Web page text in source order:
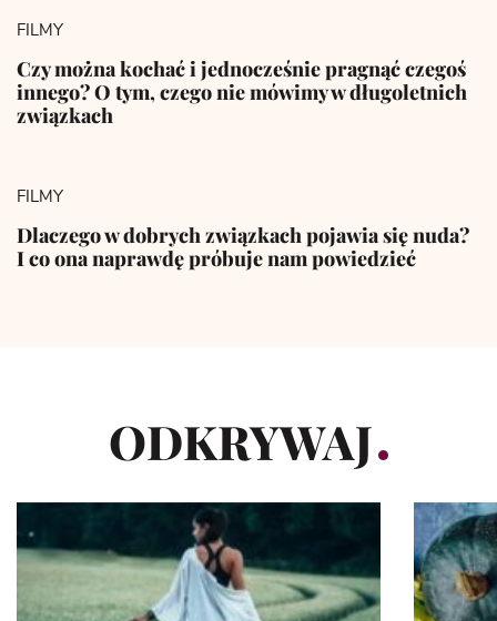
FILMY
Czy można kochać i jednocześnie pragnąć czegoś
innego? O tym, czego nie mówimy w długoletnich
związkach
FILMY
Dlaczego w dobrych związkach pojawia się nuda?
I co ona naprawdę próbuje nam powiedzieć
ODKRYWAJ